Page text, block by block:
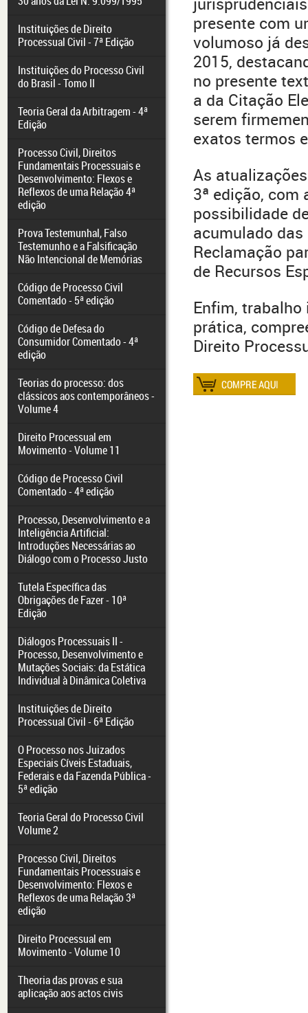
Instituições de Direito
Processual Civil - 7ª Edição
Instituições do Processo Civil
do Brasil - Tomo II
Teoria Geral da Arbitragem - 4ª
Edição
Processo Civil, Direitos
Fundamentais Processuais e
Desenvolvimento: Flexos e
Reflexos de uma Relação 4ª
edição
Prova Testemunhal, Falso
Testemunho e a Falsificação
Não Intencional de Memórias
Código de Processo Civil
Comentado - 5ª edição
Código de Defesa do
Consumidor Comentado - 4ª
edição
Teorias do processo: dos
clássicos aos contemporâneos -
Volume 4
Direito Processual em
Movimento - Volume 11
Código de Processo Civil
Comentado - 4ª edição
Processo, Desenvolvimento e a
Inteligência Artificial:
Introduções Necessárias ao
Diálogo com o Processo Justo
Tutela Específica das
Obrigações de Fazer - 10ª
Edição
Diálogos Processuais II -
Processo, Desenvolvimento e
Mutações Sociais: da Estática
Individual à Dinâmica Coletiva
Instituições de Direito
Processual Civil - 6ª Edição
O Processo nos Juizados
Especiais Cíveis Estaduais,
Federais e da Fazenda Pública -
5ª edição
Teoria Geral do Processo Civil
Volume 2
Processo Civil, Direitos
Fundamentais Processuais e
Desenvolvimento: Flexos e
Reflexos de uma Relação 3ª
edição
Direito Processual em
Movimento - Volume 10
Theoria das provas e sua
aplicação aos actos civis
presente com
volumoso já
2015,
no presente
a da Citação
serem
exatos termos
As
3ª edição, com
possibilidade
acumulado
Reclamação
de Recursos
Enfim, trabalho
prática,
Direito